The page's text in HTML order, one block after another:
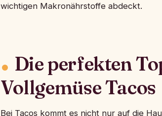
wichtigen Makronährstoffe abdeckt.
Die perfekten
Vollgemüse Tacos
Bei Tacos kommt es nicht nur auf die